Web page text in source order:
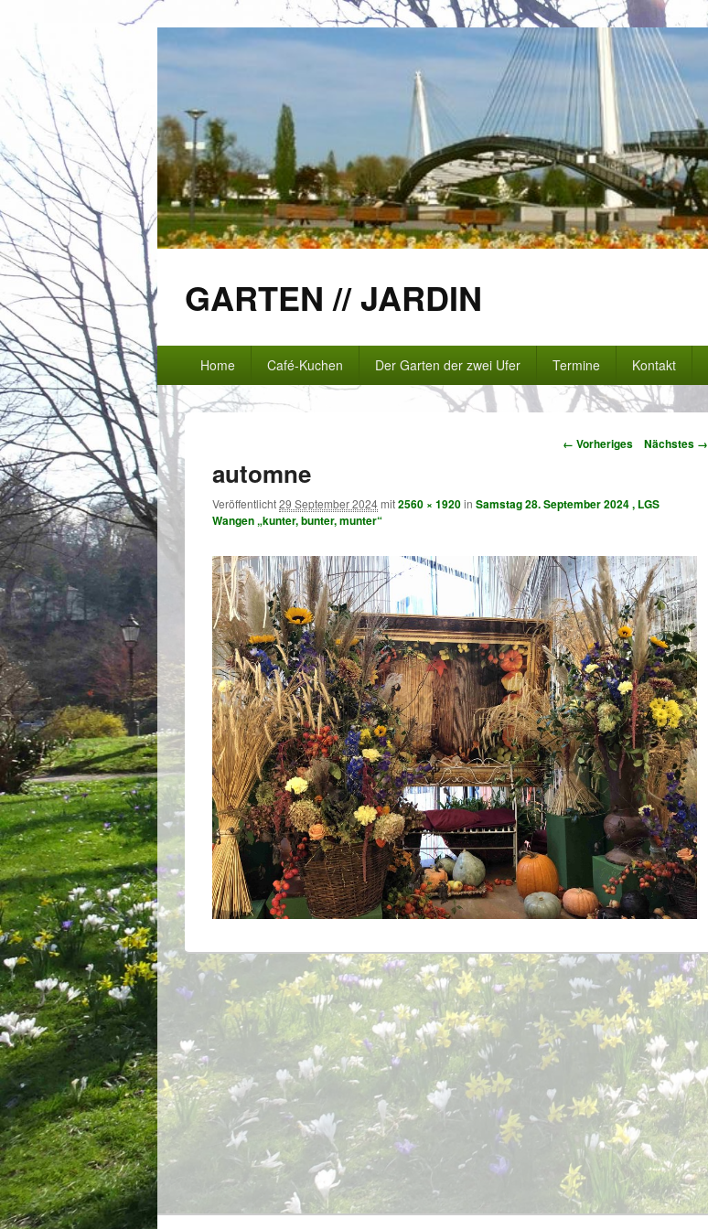
GARTEN // JARDIN
Primäres
Menü
Home Café-Kuchen Der Garten der zwei Ufer Termine Kontakt
Bilder-
← Vorheriges Nächstes →
automne
Veröffentlicht29 September 2024mit2560 × 1920in Samstag 28. September 2024 , LGS
Wangen „kunter, bunter, munter“